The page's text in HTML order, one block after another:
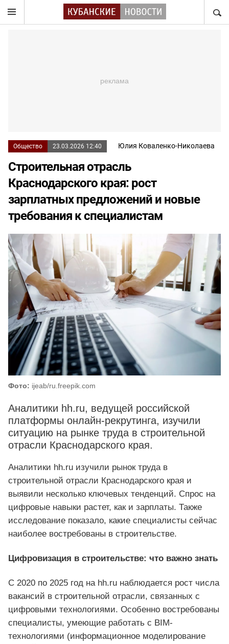
Общество 23.03.2026 12:40 Юлия Коваленко-Николаева
Строительная отрасль
Краснодарского края: рост
зарплатных предложений и новые
требования к специалистам
Фото: ijeab/ru.freepik.com
Аналитики hh.ru, ведущей российской
платформы онлайн-рекрутинга, изучили
ситуацию на рынке труда в строительной
отрасли Краснодарского края.
Аналитики hh.ru изучили рынок труда в
строительной отрасли Краснодарского края и
выявили несколько ключевых тенденций. Спрос на
цифровые навыки растет, как и зарплаты. Также
исследование показало, какие специалисты сейчас
наиболее востребованы в строительстве.
Цифровизация в строительстве: что важно знать
С 2020 по 2025 год на hh.ru наблюдается рост числа
вакансий в строительной отрасли, связанных с
цифровыми технологиями. Особенно востребованы
специалисты, умеющие работать с BIM-
технологиями (информационное моделирование